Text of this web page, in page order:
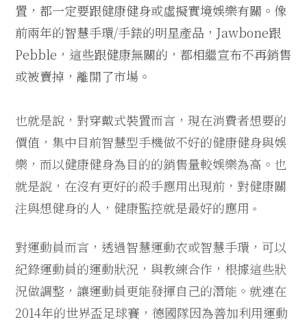
置，都一定要跟健康健身或虛擬實境娛樂有關。像
前兩年的智慧手環/手錶的明星產品，Jawbone跟
Pebble，這些跟健康無關的，都相繼宣布不再銷售
或被賣掉，離開了市場。
也就是說，對穿戴式裝置而言，現在消費者想要的
價值，集中目前智慧型手機做不好的健康健身與娛
樂，而以健康健身為目的的銷售量較娛樂為高。也
就是說，在沒有更好的殺手應用出現前，對健康關
注與想健身的人，健康監控就是最好的應用 。
對運動員而言，透過智慧運動衣或智慧手環，可以
紀錄運動員的運動狀況，與教練合作，根據這些狀
況做調整，讓運動員更能發揮自己的潛能。就連在
2014年的世界盃足球賽，德國隊因為善加利用運動